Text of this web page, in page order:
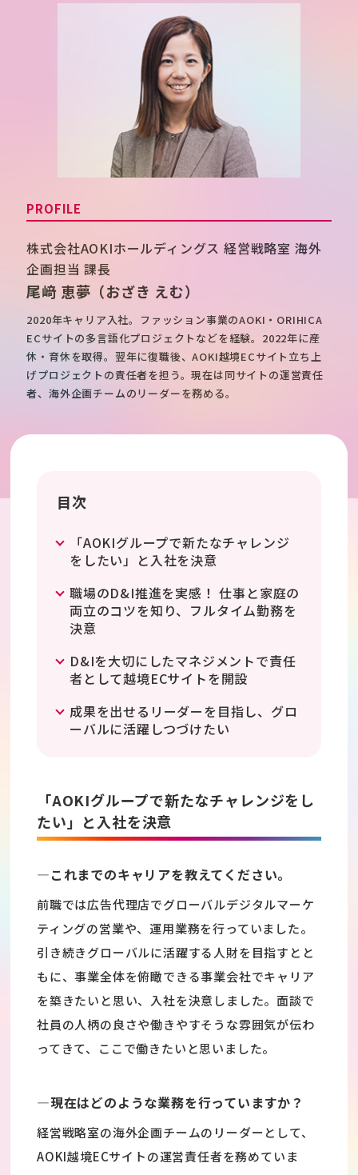
PROFILE
株式会社AOKIホールディングス 経営戦略室 海外
企画担当 課長
尾﨑 恵夢 （おざき えむ）
2020年キャリア入社。ファッション事業のAOKI・ORIHICA
ECサイトの多言語化プロジェクトなどを経験。2022年に産
休・育休を取得。翌年に復職後、AOKI越境ECサイト立ち上
げプロジェクトの責任者を担う。現在は同サイトの運営責任
者、海外企画チームのリーダーを務める。
目次
「AOKIグループで新たなチャレンジ
をしたい」と入社を決意
職場のD&I推進を実感！ 仕事と家庭の
両立のコツを知り、フルタイム勤務を
決意
D&Iを大切にしたマネジメントで責任
者として越境ECサイトを開設
成果を出せるリーダーを目指し、グロ
ーバルに活躍しつづけたい
「AOKIグループで新たなチャレンジをし
たい」と入社を決意
―これまでのキャリアを教えてください。
前職では広告代理店でグローバルデジタルマーケ
ティングの営業や、運用業務を行っていました。
引き続きグローバルに活躍する人財を目指すとと
もに、事業全体を俯瞰できる事業会社でキャリア
を築きたいと思い、入社を決意しました。面談で
社員の人柄の良さや働きやすそうな雰囲気が伝わ
ってきて、ここで働きたいと思いました。
―現在はどのような業務を行っていますか？
経営戦略室の海外企画チームのリーダーとして、
AOKI越境ECサイトの運営責任者を務めていま